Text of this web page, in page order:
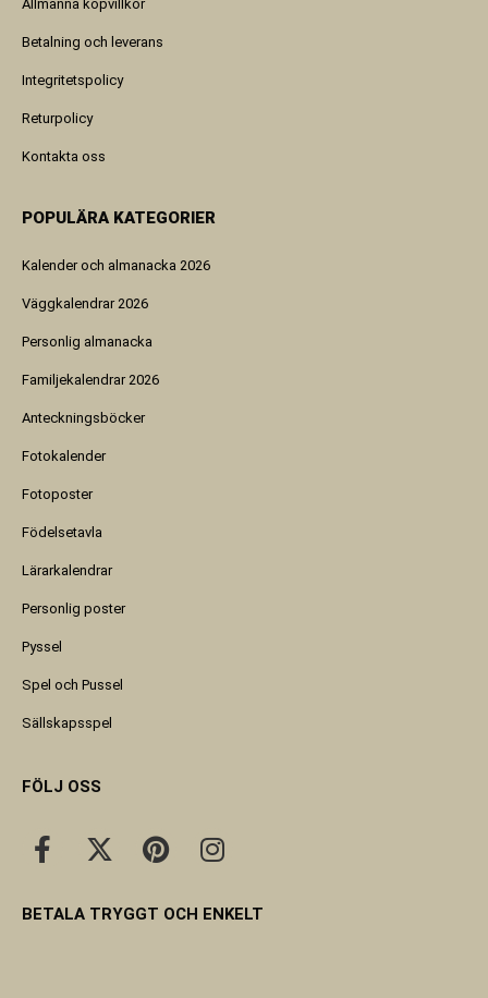
Allmänna köpvillkor
Betalning och leverans
Integritetspolicy
Returpolicy
Kontakta oss
POPULÄRA KATEGORIER
Kalender och almanacka 2026
Väggkalendrar 2026
Personlig almanacka
Familjekalendrar 2026
Anteckningsböcker
Fotokalender
Fotoposter
Födelsetavla
Lärarkalendrar
Personlig poster
Pyssel
Spel och Pussel
Sällskapsspel
FÖLJ OSS
BETALA TRYGGT OCH ENKELT